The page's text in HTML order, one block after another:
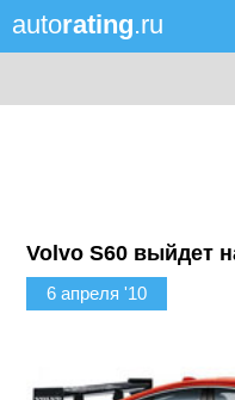
autorating.ru
Volvo S60 выйдет
6 апреля '10